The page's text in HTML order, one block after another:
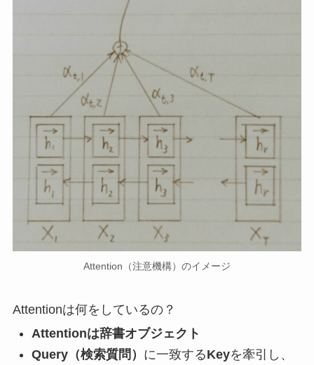
Attention（注意機構）のイメージ
Attentionは何をしているの？
Attentionは辞書オブジェクト
Query（検索質問） に一致するKeyを牽引し、